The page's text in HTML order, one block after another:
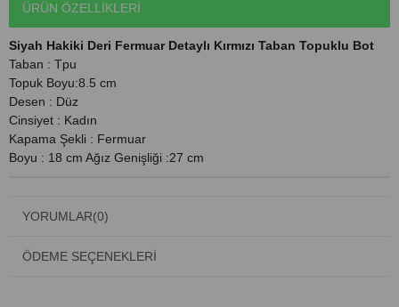
ÜRÜN ÖZELLIKLERI
Siyah Hakiki Deri Fermuar Detaylı Kırmızı Taban Topuklu Bot
Taban : Tpu
Topuk Boyu:8.5 cm
Desen : Düz
Cinsiyet : Kadın
Kapama Şekli : Fermuar
Boyu : 18 cm Ağız Genişliği :27 cm
YORUMLAR(0)
ÖDEME SEÇENEKLERI